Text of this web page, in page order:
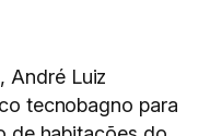
André Luiz
tecnobagno para